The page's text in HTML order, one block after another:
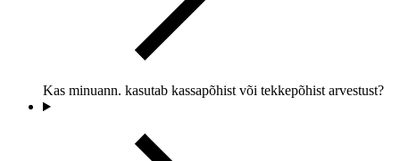
Kas minuann. kasutab kassapõhist või tekkepõhist arvestust?